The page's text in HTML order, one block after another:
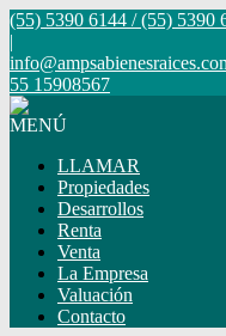
(55) 5390 6144 / (55) 5390
|
55 15908567
MENÚ
LLAMAR
Propiedades
Desarrollos
Renta
Venta
La Empresa
Valuación
Contacto